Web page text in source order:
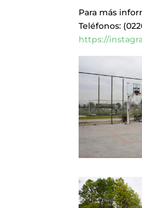
Para más
Teléfonos:
https://